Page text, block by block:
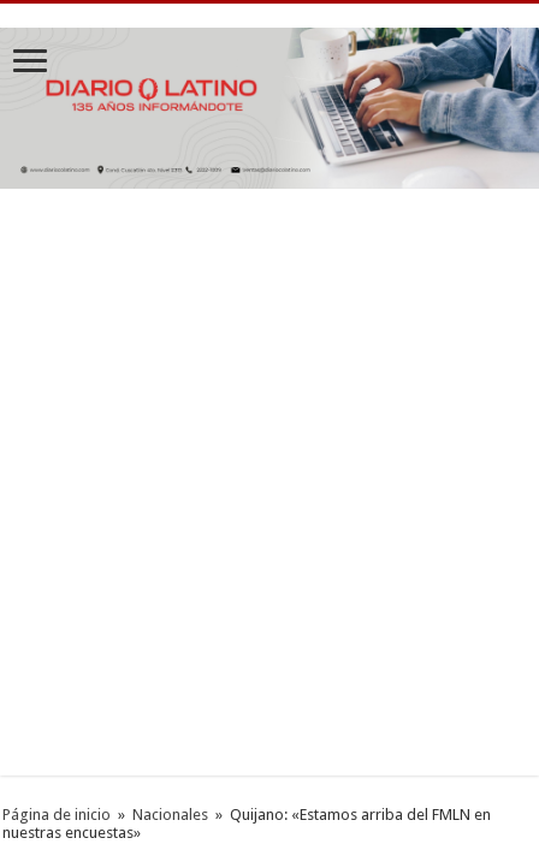
Página de inicio » Nacionales » Quijano: «Estamos arriba del FMLN en
nuestras encuestas»